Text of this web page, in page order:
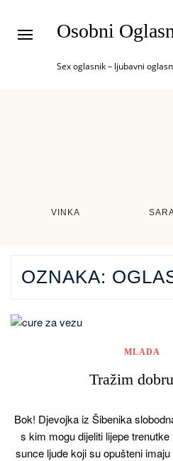
Osobni
Sex oglasnik – ljubavni
VINKA
OZNAKA:
MLADA
Tražim
Bok! Djevojka iz Šibenika
s kim mogu dijeliti lijepe
sunce ljude koji su opušteni